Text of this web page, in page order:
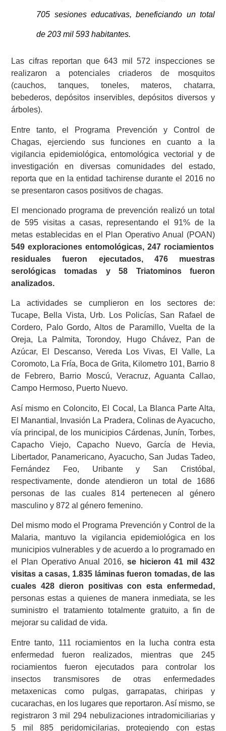
705 sesiones educativas, beneficiando un total
de 203 mil 593 habitantes.
Las cifras reportan que 643 mil 572 inspecciones se
realizaron a potenciales criaderos de mosquitos
(cauchos, tanques, toneles, materos, chatarra,
bebederos, depósitos inservibles, depósitos diversos y
árboles).
Entre tanto, el Programa Prevención y Control de
Chagas, ejerciendo sus funciones en cuanto a la
vigilancia epidemiológica, entomológica vectorial y de
investigación en diversas comunidades del estado,
reporta que en la entidad tachirense durante el 2016 no
se presentaron casos positivos de chagas.
El mencionado programa de prevención realizó un total
de 595 visitas a casas, representando el 91% de la
metas establecidas en el Plan Operativo Anual (POAN)
549 exploraciones entomológicas, 247 rociamientos
residuales fueron ejecutados, 476 muestras
serológicas tomadas y 58 Triatominos fueron
analizados.
La actividades se cumplieron en los sectores de:
Tucape, Bella Vista, Urb. Los Policías, San Rafael de
Cordero, Palo Gordo, Altos de Paramillo, Vuelta de la
Oreja, La Palmita, Torondoy, Hugo Chávez, Pan de
Azúcar, El Descanso, Vereda Los Vivas, El Valle, La
Coromoto, La Fría, Boca de Grita, Kilometro 101, Barrio 8
de Febrero, Barrio Moscú, Veracruz, Aguanta Callao,
Campo Hermoso, Puerto Nuevo.
Así mismo en Coloncito, El Cocal, La Blanca Parte Alta,
El Manantial, Invasión La Pradera, Colinas de Ayacucho,
vía principal, de los municipios Cárdenas, Junín, Torbes,
Capacho Viejo, Capacho Nuevo, García de Hevia,
Libertador, Panamericano, Ayacucho, San Judas Tadeo,
Fernández Feo, Uribante y San Cristóbal,
respectivamente, donde atendieron un total de 1686
personas de las cuales 814 pertenecen al género
masculino y 872 al género femenino.
Del mismo modo el Programa Prevención y Control de la
Malaria, mantuvo la vigilancia epidemiológica en los
municipios vulnerables y de acuerdo a lo programado en
el Plan Operativo Anual 2016, se hicieron 41 mil 432
visitas a casas, 1.835 láminas fueron tomadas, de las
cuales 428 dieron positivas con esta enfermedad,
personas estas a quienes de manera inmediata, se les
suministro el tratamiento totalmente gratuito, a fin de
mejorar su calidad de vida.
Entre tanto, 111 rociamientos en la lucha contra esta
enfermedad fueron realizados, mientras que 245
rociamientos fueron ejecutados para controlar los
insectos transmisores de otras enfermedades
metaxenicas como pulgas, garrapatas, chiripas y
cucarachas, en los lugares que reportaron. Así mismo, se
registraron 3 mil 294 nebulizaciones intradomiciliarias y
5 mil 885 peridomicilarias, protegiendo con estas